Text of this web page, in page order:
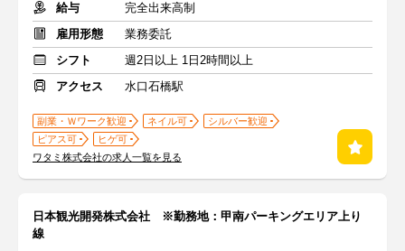
給与
完全出来高制
雇用形態
業務委託
シフト
週2日以上 1日2時間以上
アクセス
水口石橋駅
副業・Ｗワーク歓迎 ネイル可
シルバー歓迎
ピアス可
ヒゲ可
ワタミ株式会社の求人一覧を見る
日本観光開発株式会社 ※勤務地：甲南パーキングエリア上り
線